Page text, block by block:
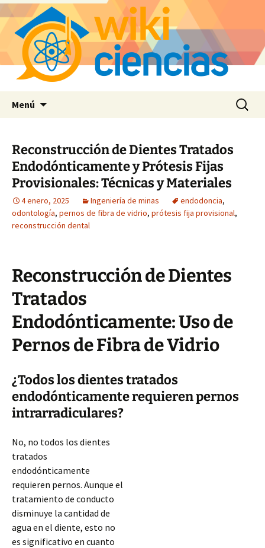
Menú Buscar:
Reconstrucción de Dientes Tratados
Endodónticamente y Prótesis Fijas
Provisionales: Técnicas y Materiales
4 enero, 2025 Ingeniería de minas endodoncia,
odontología, pernos de fibra de vidrio, prótesis fija provisional,
reconstrucción dental
Reconstrucción de Dientes
Tratados
Endodónticamente: Uso de
Pernos de Fibra de Vidrio
¿Todos los dientes tratados
endodónticamente requieren pernos
intrarradiculares?
No, no todos los dientes
tratados
endodónticamente
requieren pernos. Aunque el
tratamiento de conducto
disminuye la cantidad de
agua en el diente, esto no
es significativo en cuanto